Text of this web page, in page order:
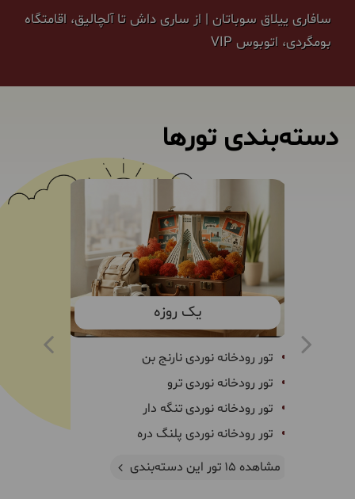
سافاری ییلاق سوباتان | از ساری داش تا آلچالیق، اقامتگاه
بومگردی، اتوبوس VIP
دسته‌بندی تورها
تور
یک روزه
تور رودخانه نوردی نارنج بن
تور رودخانه نوردی ترو
تور رودخانه نوردی تنگه دار
تور رودخانه نوردی پلنگ دره
مشاهده 15 تور این دسته‌بندی